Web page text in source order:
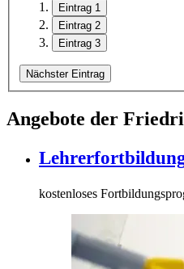
Eintrag 1
Eintrag 2
Eintrag 3
Nächster Eintrag
Angebote der
kostenloses